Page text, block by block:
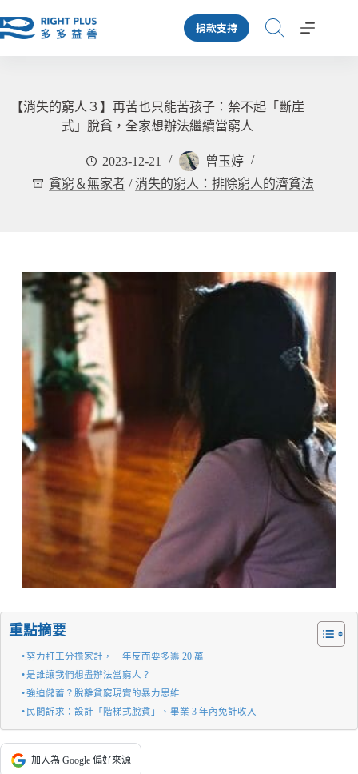
至
捐款支持
【消失的窮人３】再苦也只能苦孩子：禁不起「斷崖
式」脫貧，全家想辦法繼續當窮人
2023-12-21
曾玉婷
貧窮＆無家者 /消失的窮人：排除窮人的濟貧法
重點摘要
努力打工分擔家計，一年反而要多籌 20 萬
是誰讓我們想盡辦法當窮人？
強迫儲蓄？脫離貧窮現實的暴力思維
民間訴求：設計「階梯式脫貧」、畢業 3 年內免計收入
加入為 Google 偏好來源